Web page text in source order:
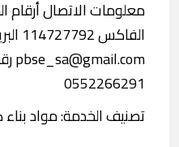
0552266291
تصنيف الخدمة: مواد